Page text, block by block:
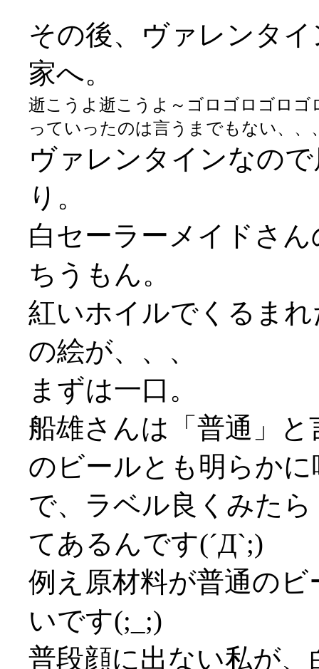
その後、ヴァレンタ
家へ。
逝こうよ逝こうよ～ゴロゴロゴロ
っていったのは言うまでもない、、
ヴァレンタインなの
り。
白セーラーメイドさ
ちうもん。
紅いホイルでくるま
の絵が、、、
まずは一口。
船雄さんは「普通」
のビールとも明らか
で、ラベル良くみた
てあるんです(´Д`;)
例え原材料が普通の
いです(;_;)
普段顔に出ない私が